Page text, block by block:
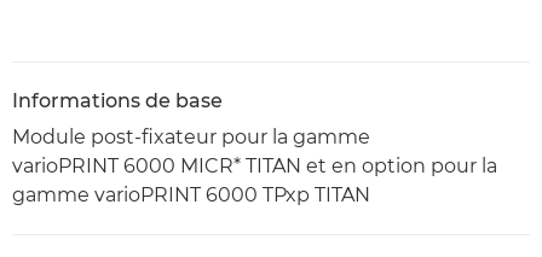
Informations de base
Module post-fixateur pour la gamme
varioPRINT 6000 MICR* TITAN et en option pour la
gamme varioPRINT 6000 TPxp TITAN